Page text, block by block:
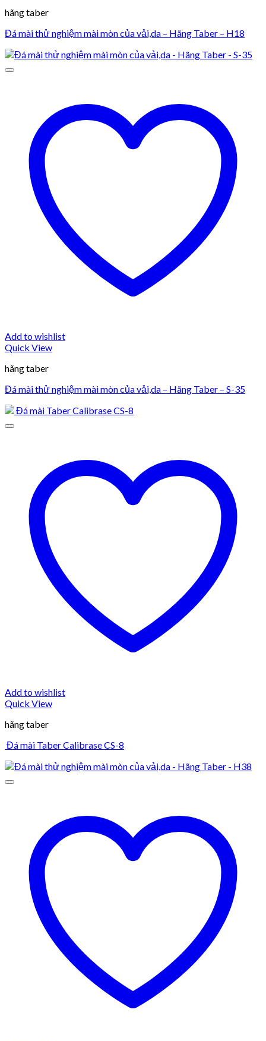
hãng taber
Đá mài thử nghiệm mài mòn của vải,da – Hãng Taber – H18
Add to wishlist
Quick View
hãng taber
Đá mài thử nghiệm mài mòn của vải,da – Hãng Taber – S-35
Add to wishlist
Quick View
hãng taber
Đá mài Taber Calibrase CS-8